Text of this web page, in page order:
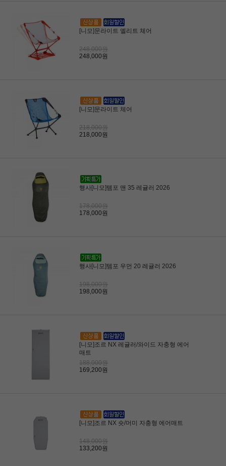
[니모]문라이트 엘리트 체어
248,000원
248,000원
[니모]문라이트 체어
218,000원
218,000원
행사[니모]템포 맨 35 레귤러 2026
178,000원
178,000원
행사[니모]템포 우먼 20 레귤러 2026
198,000원
198,000원
[니모]조르 NX 레귤러/와이드 자충형 에어
매트
188,000원
169,200원
[니모]조르 NX 숏/머미 자충형 에어매트
148,000원
133,200원